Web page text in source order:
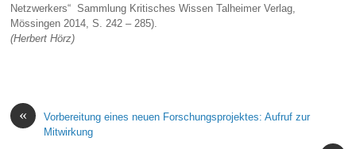
Netzwerkers“ Sammlung Kritisches Wissen Talheimer Verlag,
Mössingen 2014, S. 242 – 285).
(Herbert Hörz)
«
Vorbereitung eines neuen Forschungsprojektes: Aufruf zur
Mitwirkung